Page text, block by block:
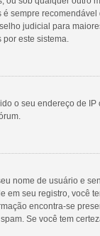
sempre
judicial para
por este sistema.
o seu endereço de
nome de usuário e
em seu registro, você
encontra-se
Se você tem